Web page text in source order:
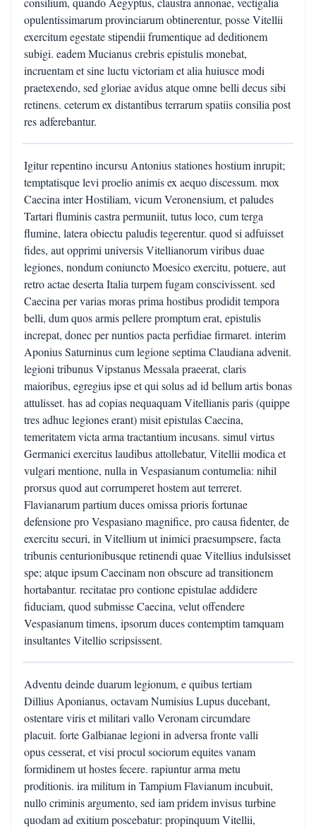
opulentissimarum provinciarum obtinerentur, posse Vitellii
exercitum egestate stipendii frumentique ad deditionem
subigi. eadem Mucianus crebris epistulis monebat,
incruentam et sine luctu victoriam et alia huiusce modi
praetexendo, sed gloriae avidus atque omne belli decus sibi
retinens. ceterum ex distantibus terrarum spatiis consilia post
res adferebantur.
Igitur repentino incursu Antonius stationes hostium inrupit;
temptatisque levi proelio animis ex aequo discessum. mox
Caecina inter Hostiliam, vicum Veronensium, et paludes
Tartari fluminis castra permuniit, tutus loco, cum terga
flumine, latera obiectu paludis tegerentur. quod si adfuisset
fides, aut opprimi universis Vitellianorum viribus duae
legiones, nondum coniuncto Moesico exercitu, potuere, aut
retro actae deserta Italia turpem fugam conscivissent. sed
Caecina per varias moras prima hostibus prodidit tempora
belli, dum quos armis pellere promptum erat, epistulis
increpat, donec per nuntios pacta perfidiae firmaret. interim
Aponius Saturninus cum legione septima Claudiana advenit.
legioni tribunus Vipstanus Messala praeerat, claris
maioribus, egregius ipse et qui solus ad id bellum artis bonas
attulisset. has ad copias nequaquam Vitellianis paris (quippe
tres adhuc legiones erant) misit epistulas Caecina,
temeritatem victa arma tractantium incusans. simul virtus
Germanici exercitus laudibus attollebatur, Vitellii modica et
vulgari mentione, nulla in Vespasianum contumelia: nihil
prorsus quod aut corrumperet hostem aut terreret.
Flavianarum partium duces omissa prioris fortunae
defensione pro Vespasiano magnifice, pro causa fidenter, de
exercitu securi, in Vitellium ut inimici praesumpsere, facta
tribunis centurionibusque retinendi quae Vitellius indulsisset
spe; atque ipsum Caecinam non obscure ad transitionem
hortabantur. recitatae pro contione epistulae addidere
fiduciam, quod submisse Caecina, velut offendere
Vespasianum timens, ipsorum duces contemptim tamquam
insultantes Vitellio scripsissent.
Adventu deinde duarum legionum, e quibus tertiam
Dillius Aponianus, octavam Numisius Lupus ducebant,
ostentare viris et militari vallo Veronam circumdare
placuit. forte Galbianae legioni in adversa fronte valli
opus cesserat, et visi procul sociorum equites vanam
formidinem ut hostes fecere. rapiuntur arma metu
proditionis. ira militum in Tampium Flavianum incubuit,
nullo criminis argumento, sed iam pridem invisus turbine
quodam ad exitium poscebatur: propinquum Vitellii,